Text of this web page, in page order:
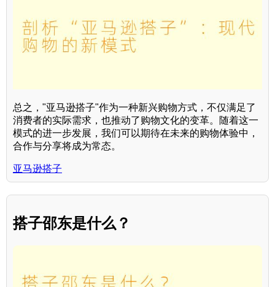
总之，"亚马逊搭子"作为一种新兴购物方式，不仅满足了
消费者的实际需求，也推动了购物文化的变革。随着这一
模式的进一步发展，我们可以期待在未来的购物体验中，
合作与分享将成为常态。
亚马逊搭子
搭子邵东是什么？